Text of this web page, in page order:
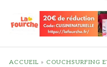
ACCUEIL » COUCHSURFING